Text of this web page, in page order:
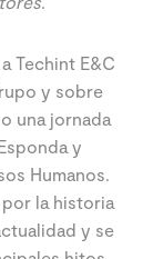
Techint E&C
y sobre
una jornada
y
Humanos.
la historia
y se